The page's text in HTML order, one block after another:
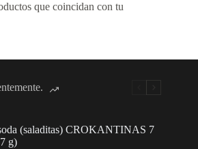
que coincidan con tu
(saladitas) CROKANTINAS 7
g)